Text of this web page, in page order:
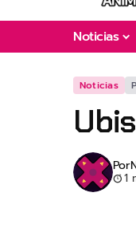
Noticias
Noticias
Por
1